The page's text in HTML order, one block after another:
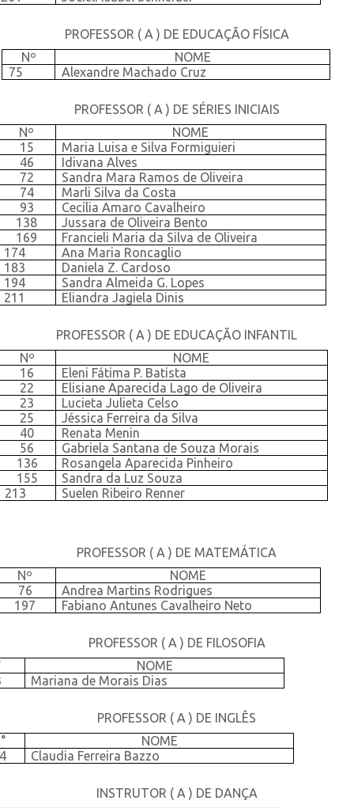
PROFESSOR ( A ) DE EDUCAÇÃO FÍSICA
Nº
NOME
75
Alexandre Machado Cruz
PROFESSOR ( A ) DE SÉRIES INICIAIS
Nº
NOME
15
Maria Luisa e Silva Formiguieri
46
Idivana Alves
72
Sandra Mara Ramos de Oliveira
74
Marli Silva da Costa
93
Cecília Amaro Cavalheiro
138
Jussara de Oliveira Bento
169
Francieli Maria da Silva de Oliveira
174
Ana Maria Roncaglio
183
Daniela Z. Cardoso
194
Sandra Almeida G. Lopes
211
Eliandra Jagiela Dinis
PROFESSOR ( A ) DE EDUCAÇÃO INFANTIL
Nº
NOME
16
Eleni Fátima P. Batista
22
Elisiane Aparecida Lago de Oliveira
23
Lucieta Julieta Celso
25
Jéssica Ferreira da Silva
40
Renata Menin
56
Gabriela Santana de Souza Morais
136
Rosangela Aparecida Pinheiro
155
Sandra da Luz Souza
213
Suelen Ribeiro Renner
PROFESSOR ( A ) DE MATEMÁTICA
Nº
NOME
76
Andrea Martins Rodrigues
197
Fabiano Antunes Cavalheiro Neto
PROFESSOR ( A ) DE FILOSOFIA
NOME
Mariana de Morais Dias
PROFESSOR ( A ) DE INGLÊS
NOME
Claudia Ferreira Bazzo
INSTRUTOR ( A ) DE DANÇA